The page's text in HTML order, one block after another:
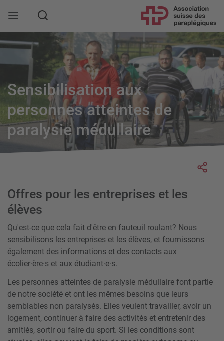
Rechercher
Sensibilisation aux
personnes atteintes de
paralysie médullaire
Offres pour les entreprises et les
élèves
Qu'est-ce que cela fait d'être en fauteuil roulant? Nous
sensibilisons les entreprises et les élèves, et fournissons
également des informations et des contacts aux
écolier·ère·s et aux étudiant·e·s.
Les personnes atteintes de paralysie médullaire font partie
de notre société et ont les mêmes besoins que leurs
semblables non paralysés. Elles veulent travailler, avoir un
logement, continuer à faire des activités et entretenir des
amitiés, sortir ou faire du sport. Si les conditions sont